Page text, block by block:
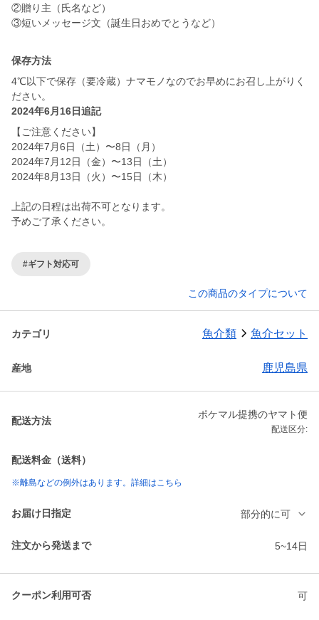
②贈り主（氏名など）
③短いメッセージ文（誕生日おめでとうなど）
保存方法
4℃以下で保存（要冷蔵）ナマモノなのでお早めにお召し上がりく
ださい。
2024年6月16日追記
【ご注意ください】
2024年7月6日（土）〜8日（月）
2024年7月12日（金）〜13日（土）
2024年8月13日（火）〜15日（木）
上記の日程は出荷不可となります。
予めご了承ください。
#ギフト対応可
この商品のタイプについて
カテゴリ 魚介類 魚介セット
産地 鹿児島県
配送方法
ポケマル提携のヤマト便
配送区分:
配送料金（送料）
※離島などの例外はあります。詳細はこちら
お届け日指定 部分的に可
注文から発送まで 5~14日
クーポン利用可否 可